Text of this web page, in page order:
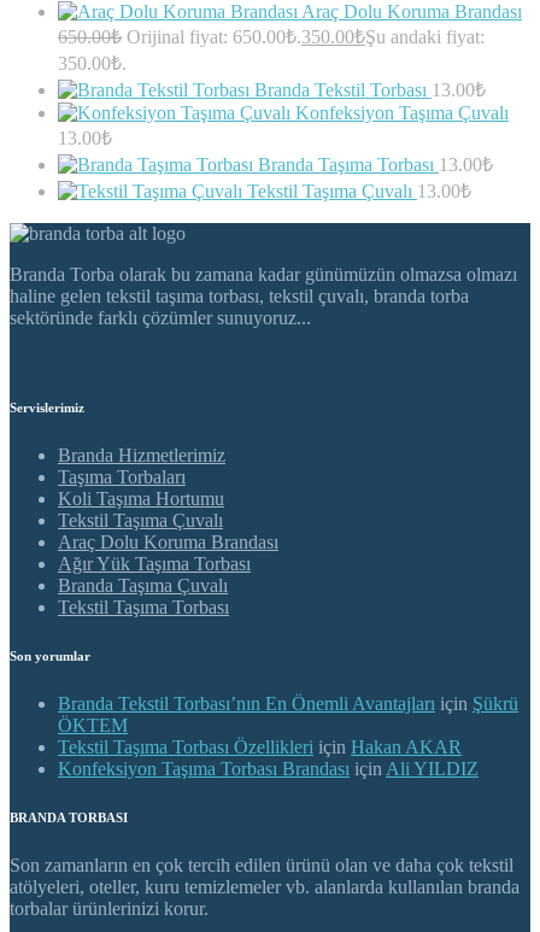
Araç Dolu Koruma Brandası
650.00₺ Orijinal fiyat: 650.00₺.350.00₺Şu andaki fiyat:
350.00₺.
Branda Tekstil Torbası 13.00₺
Konfeksiyon Taşıma Çuvalı
13.00₺
Branda Taşıma Torbası 13.00₺
Tekstil Taşıma Çuvalı 13.00₺
Branda Torba olarak bu zamana kadar günümüzün olmazsa olmazı
haline gelen tekstil taşıma torbası, tekstil çuvalı, branda torba
sektöründe farklı çözümler sunuyoruz...
Servislerimiz
Branda Hizmetlerimiz
Taşıma Torbaları
Koli Taşıma Hortumu
Tekstil Taşıma Çuvalı
Araç Dolu Koruma Brandası
Ağır Yük Taşıma Torbası
Branda Taşıma Çuvalı
Tekstil Taşıma Torbası
Son yorumlar
Branda Tekstil Torbası’nın En Önemli Avantajları için Şükrü
ÖKTEM
Tekstil Taşıma Torbası Özellikleri için Hakan AKAR
Konfeksiyon Taşıma Torbası Brandası için Ali YILDIZ
BRANDA TORBASI
Son zamanların en çok tercih edilen ürünü olan ve daha çok tekstil
atölyeleri, oteller, kuru temizlemeler vb. alanlarda kullanılan branda
torbalar ürünlerinizi korur.